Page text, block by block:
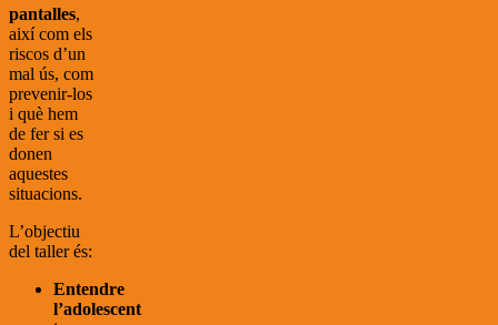
pantalles,
així com els
riscos d’un
mal ús, com
prevenir-los
i què hem
de fer si es
donen
aquestes
situacions.
L’objectiu
del taller és:
Entendre
l’adolescent